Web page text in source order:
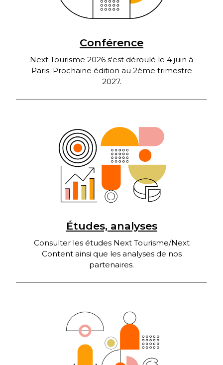
Conférence
Next Tourisme 2026 s'est déroulé le 4 juin à
Paris. Prochaine édition au 2ème trimestre
2027.
Études, analyses
Consulter les études Next Tourisme/Next
Content ainsi que les analyses de nos
partenaires.